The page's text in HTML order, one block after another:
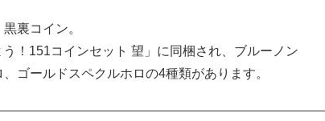
裏コイン。
！151コインセット 望」に同梱され、ブルーノン
ゴールドスペクルホロの4種類があります。